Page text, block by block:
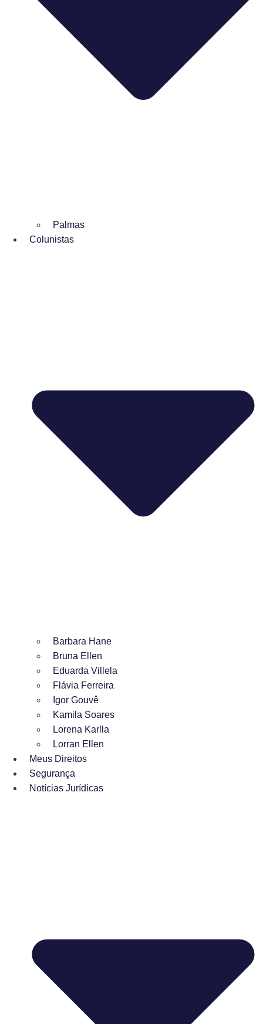
Palmas
Colunistas
Barbara Hane
Bruna Ellen
Eduarda Villela
Flávia Ferreira
Igor Gouvê
Kamila Soares
Lorena Karlla
Lorran Ellen
Meus Direitos
Segurança
Notícias Jurídicas